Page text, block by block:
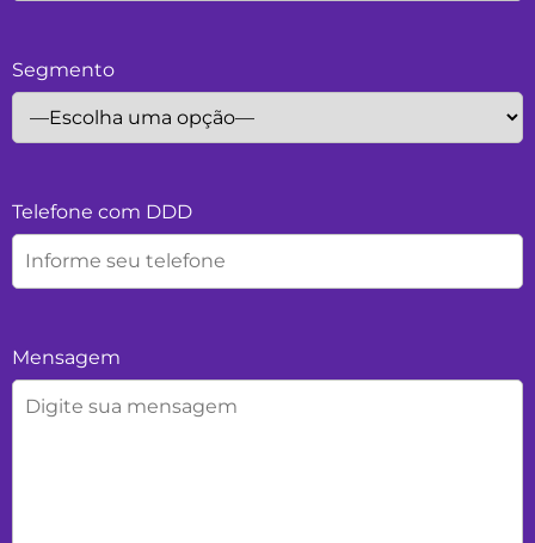
Segmento
Telefone com DDD
Mensagem